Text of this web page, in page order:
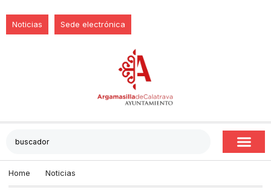
Noticias Sede electrónica
Home Noticias